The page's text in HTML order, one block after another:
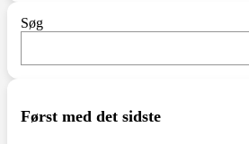
Søg
Først med det sidste